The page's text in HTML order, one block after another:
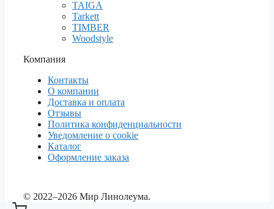
TAIGA
Tarkett
TIMBER
Woodstyle
Компания
Контакты
О компании
Доставка и оплата
Отзывы
Политика конфиденциальности
Уведомление о cookie
Каталог
Оформление заказа
© 2022–2026 Мир Линолеума.